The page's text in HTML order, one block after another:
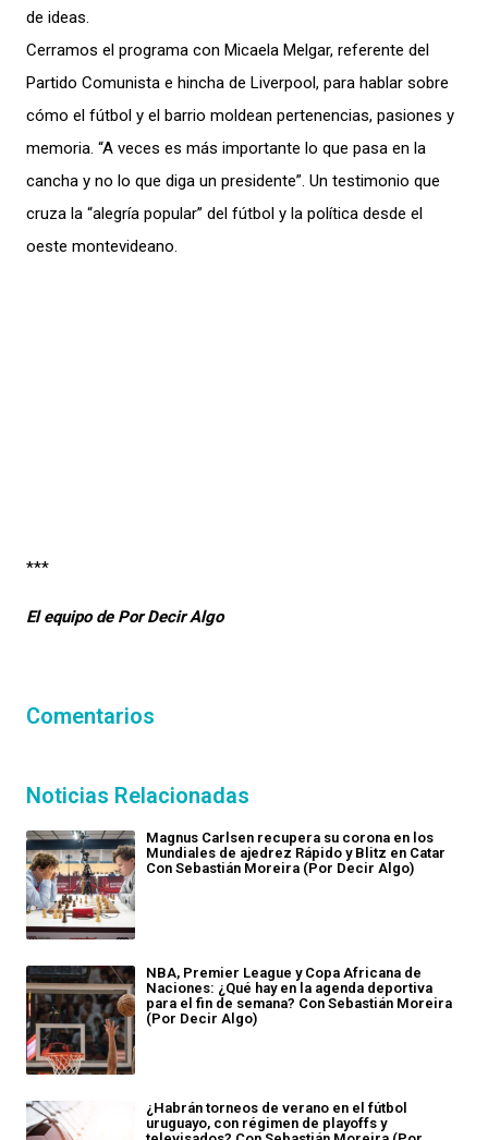
de ideas.
Cerramos el programa con Micaela Melgar, referente del
Partido Comunista e hincha de Liverpool, para hablar sobre
cómo el fútbol y el barrio moldean pertenencias, pasiones y
memoria. “A veces es más importante lo que pasa en la
cancha y no lo que diga un presidente”. Un testimonio que
cruza la “alegría popular” del fútbol y la política desde el
oeste montevideano.
***
El equipo de Por Decir Algo
Comentarios
Noticias Relacionadas
Magnus Carlsen recupera su corona en los
Mundiales de ajedrez Rápido y Blitz en Catar
Con Sebastián Moreira (Por Decir Algo)
NBA, Premier League y Copa Africana de
Naciones: ¿Qué hay en la agenda deportiva
para el fin de semana? Con Sebastián Moreira
(Por Decir Algo)
¿Habrán torneos de verano en el fútbol
uruguayo, con régimen de playoffs y